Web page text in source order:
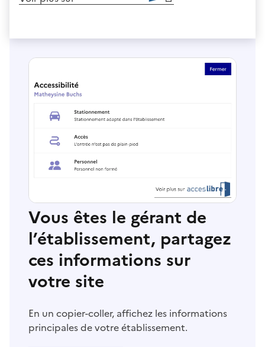
Vous êtes le gérant de
l’établissement, partagez
ces informations sur
votre site
En un copier-coller, affichez les informations
principales de votre établissement.